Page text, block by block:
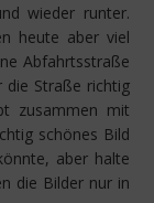
wieder runter.
heute aber viel
Abfahrtsstraße
Straße richtig
zusammen mit
schönes Bild
aber halte
die Bilder nur in